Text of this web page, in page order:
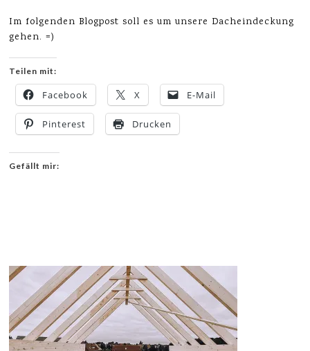
Im folgenden Blogpost soll es um unsere Dacheindeckung
gehen. =)
Teilen mit:
Facebook X E-Mail
Pinterest Drucken
Gefällt mir: